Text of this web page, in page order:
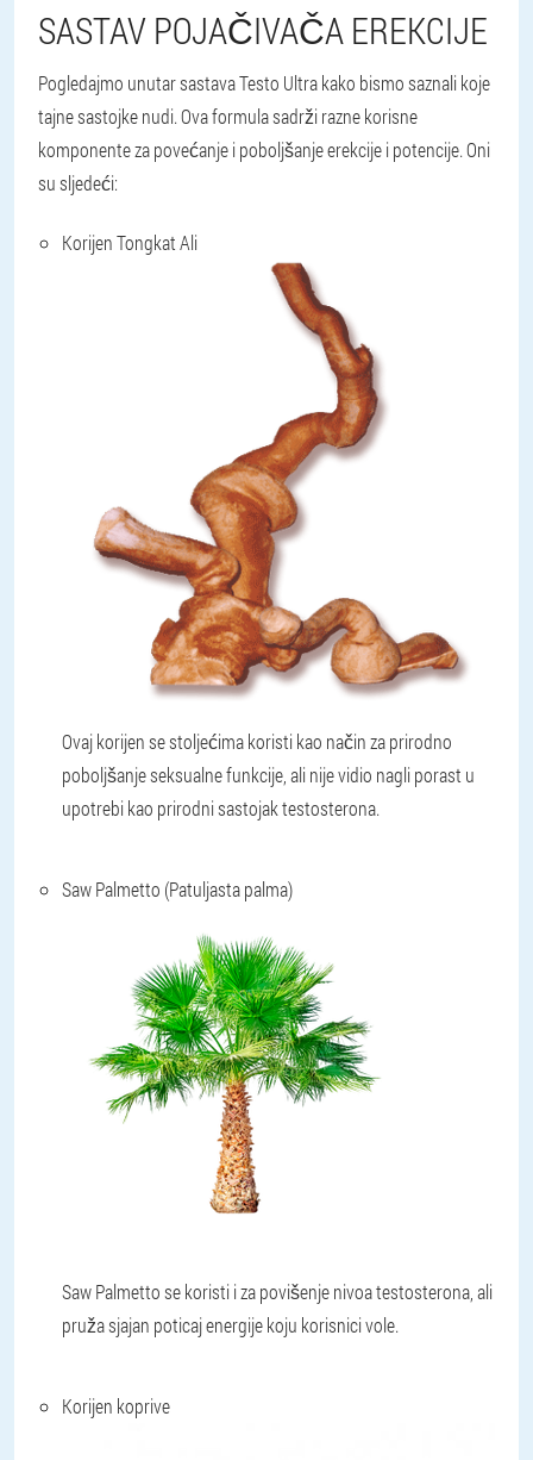
SASTAV POJAČIVAČA EREKCIJE
Pogledajmo unutar sastava Testo Ultra kako bismo saznali koje
tajne sastojke nudi. Ova formula sadrži razne korisne
komponente za povećanje i poboljšanje erekcije i potencije. Oni
su sljedeći:
Korijen Tongkat Ali
Ovaj korijen se stoljećima koristi kao način za prirodno
poboljšanje seksualne funkcije, ali nije vidio nagli porast u
upotrebi kao prirodni sastojak testosterona.
Saw Palmetto (Patuljasta palma)
Saw Palmetto se koristi i za povišenje nivoa testosterona, ali
pruža sjajan poticaj energije koju korisnici vole.
Korijen koprive